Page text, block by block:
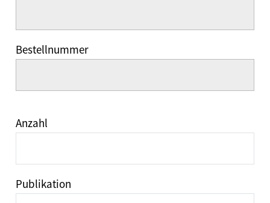
Bestellnummer
Anzahl
Publikation